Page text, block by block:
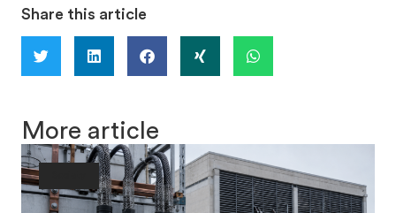
Share this article
More article